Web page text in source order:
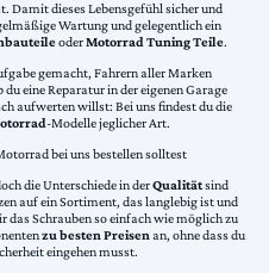
dieses Lebensgefühl sicher und
Wartung und gelegentlich ein
oderMotorrad Tuning Teile.
gemacht, Fahrern aller Marken
eine Reparatur in der eigenen Garage
aufwerten willst: Bei uns findest du die
-Modelle jeglicher Art.
bei uns bestellen solltest
die Unterschiede in derQualitätsind
auf ein Sortiment, das langlebig ist und
das Schrauben so einfach wie möglich zu
zu besten Preisenan, ohne dass du
eingehen musst.